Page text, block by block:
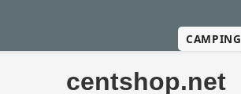
CAMPING
centshop.net